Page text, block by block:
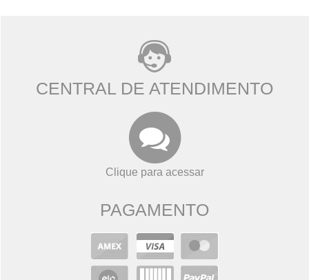
CENTRAL DE ATENDIMENTO
Clique para acessar
PAGAMENTO